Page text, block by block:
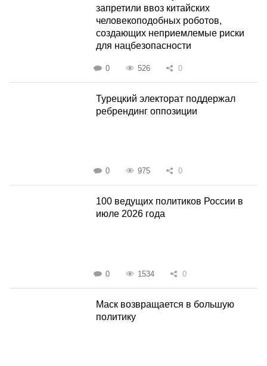
запретили ввоз китайских
человекоподобных роботов,
создающих неприемлемые риски
для нацбезопасности
0 526 0
Турецкий электорат поддержал
ребрендинг оппозиции
0 975 0
100 ведущих политиков России в
июле 2026 года
0 1534 0
Маск возвращается в большую
политику